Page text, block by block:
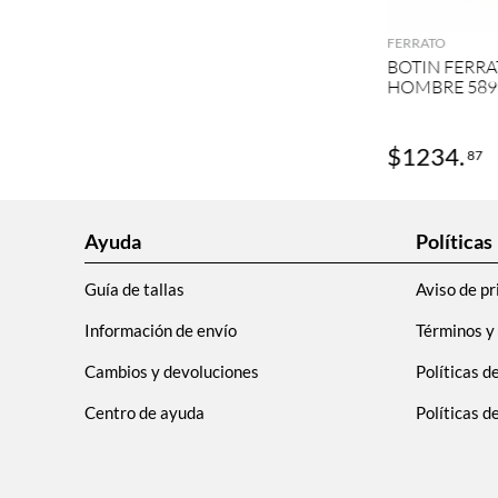
FERRATO
BOTIN
HOMBRE
$1234.87
Ayuda
Guía de tallas
Información de envío
Cambios y devoluciones
Centro de ayuda
Políticas
Aviso de
Términos
Políticas
Políticas